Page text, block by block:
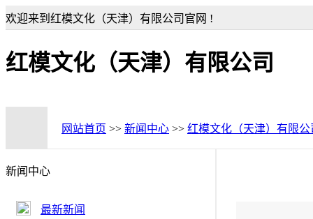
欢迎来到红模文化（天津）有限公司官网 !
红模文化（天津）有限公司
网站首页 >> 新闻中心 >> 红模文化（天津）有限公
新闻中心
最新新闻